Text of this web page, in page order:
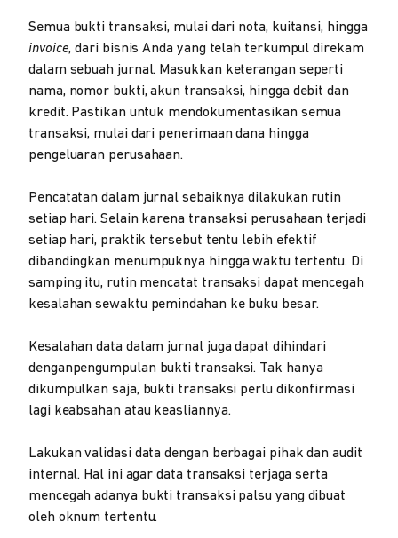
Semua bukti transaksi, mulai dari nota, kuitansi, hingga
invoice, dari bisnis Anda yang telah terkumpul direkam
dalam sebuah jurnal. Masukkan keterangan seperti
nama, nomor bukti, akun transaksi, hingga debit dan
kredit. Pastikan untuk mendokumentasikan semua
transaksi, mulai dari penerimaan dana hingga
pengeluaran perusahaan.
Pencatatan dalam jurnal sebaiknya dilakukan rutin
setiap hari. Selain karena transaksi perusahaan terjadi
setiap hari, praktik tersebut tentu lebih efektif
dibandingkan menumpuknya hingga waktu tertentu. Di
samping itu, rutin mencatat transaksi dapat mencegah
kesalahan sewaktu pemindahan ke buku besar.
Kesalahan data dalam jurnal juga dapat dihindari
denganpengumpulan bukti transaksi. Tak hanya
dikumpulkan saja, bukti transaksi perlu dikonfirmasi
lagi keabsahan atau keasliannya.
Lakukan validasi data dengan berbagai pihak dan audit
internal. Hal ini agar data transaksi terjaga serta
mencegah adanya bukti transaksi palsu yang dibuat
oleh oknum tertentu.